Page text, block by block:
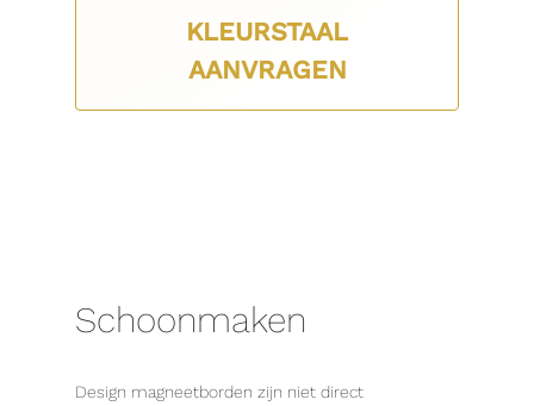
KLEURSTAAL
AANVRAGEN
Schoonmaken
Design magneetborden zijn niet direct